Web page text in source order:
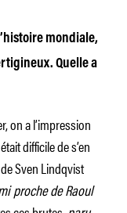
mondiale,
Quelle a
on a l’impression
difficile de s’en
Sven Lindqvist
proche de Raoul